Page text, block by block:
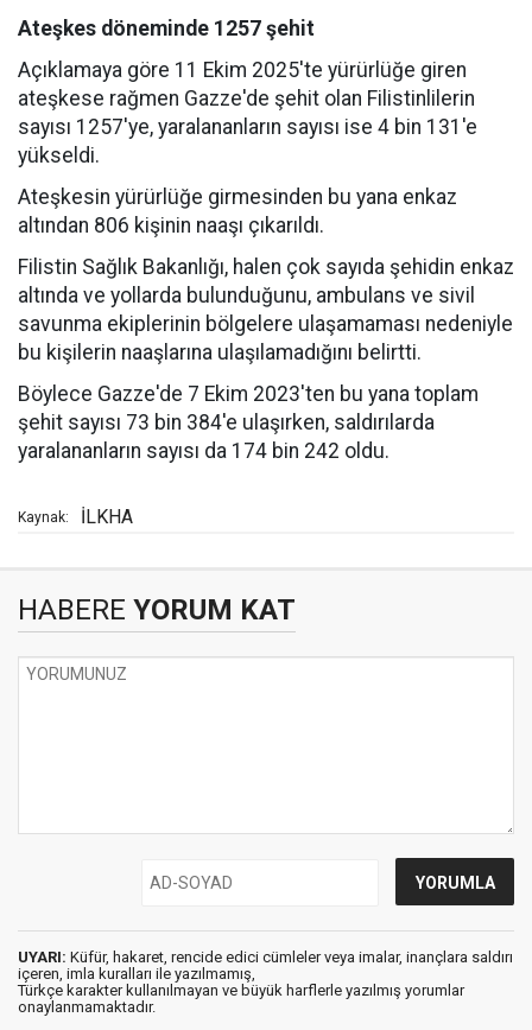
Ateşkes döneminde 1257 şehit
Açıklamaya göre 11 Ekim 2025'te yürürlüğe giren
ateşkese rağmen Gazze'de şehit olan Filistinlilerin
sayısı 1257'ye, yaralananların sayısı ise 4 bin 131'e
yükseldi.
Ateşkesin yürürlüğe girmesinden bu yana enkaz
altından 806 kişinin naaşı çıkarıldı.
Filistin Sağlık Bakanlığı, halen çok sayıda şehidin enkaz
altında ve yollarda bulunduğunu, ambulans ve sivil
savunma ekiplerinin bölgelere ulaşamaması nedeniyle
bu kişilerin naaşlarına ulaşılamadığını belirtti.
Böylece Gazze'de 7 Ekim 2023'ten bu yana toplam
şehit sayısı 73 bin 384'e ulaşırken, saldırılarda
yaralananların sayısı da 174 bin 242 oldu.
Kaynak: İLKHA
HABERE YORUM KAT
UYARI: Küfür, hakaret, rencide edici cümleler veya imalar, inançlara saldırı
içeren, imla kuralları ile yazılmamış,
Türkçe karakter kullanılmayan ve büyük harflerle yazılmış yorumlar
onaylanmamaktadır.